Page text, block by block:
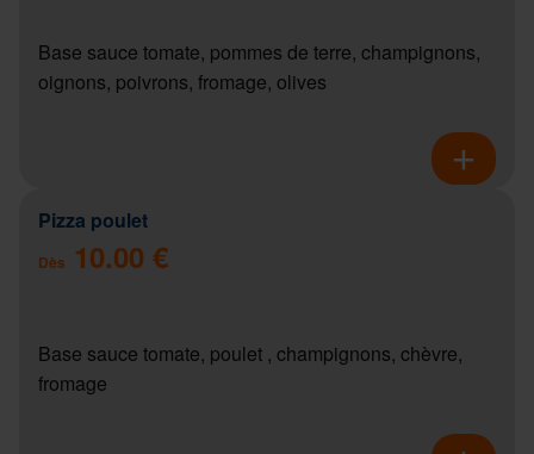
Base sauce tomate, pommes de terre, champignons,
oignons, poivrons, fromage, olives
Pizza poulet
Dès 10.00 €
Base sauce tomate, poulet , champignons, chèvre,
fromage